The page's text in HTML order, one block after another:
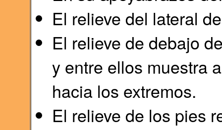
El relieve del lateral
El relieve de debajo
y entre ellos muestra
hacia los extremos.
El relieve de los pies